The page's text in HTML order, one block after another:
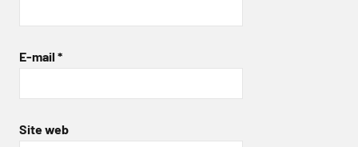
E-mail *
Site web